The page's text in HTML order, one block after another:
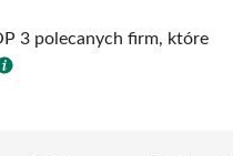
3 polecanych firm, które